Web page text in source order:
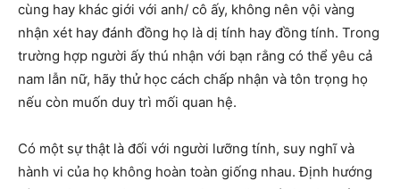
cùng hay khác giới với anh/ cô ấy, không nên vội vàng
nhận xét hay đánh đồng họ là dị tính hay đồng tính. Trong
trường hợp người ấy thú nhận với bạn rằng có thể yêu cả
nam lẫn nữ, hãy thử học cách chấp nhận và tôn trọng họ
nếu còn muốn duy trì mối quan hệ.
Có một sự thật là đối với người lưỡng tính, suy nghĩ và
hành vi của họ không hoàn toàn giống nhau. Định hướng